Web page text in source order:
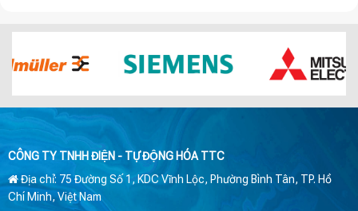
CÔNG TY TNHH ĐIỆN - TỰ ĐỘNG HÓA TTC
Địa chỉ: 75 Đường Số 1, KDC Vĩnh Lộc, Phường Bình Tân, TP. Hồ
Chí Minh, Việt Nam